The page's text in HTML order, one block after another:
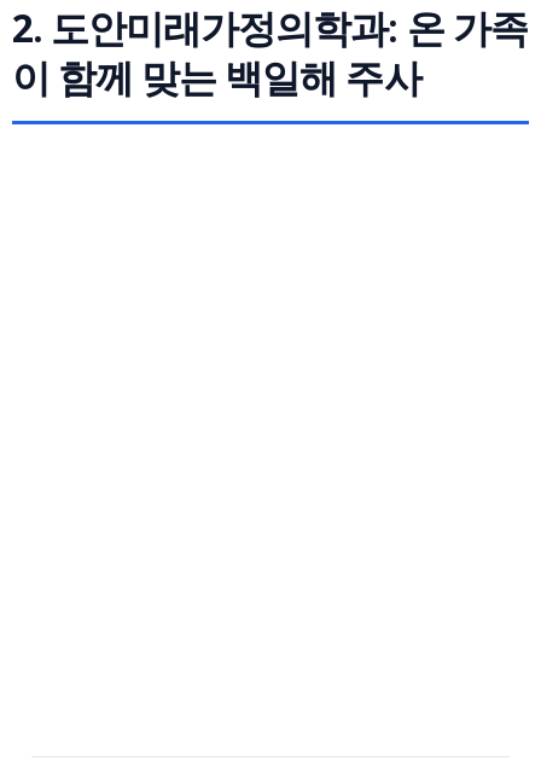
2. 도안미래가정의학과: 온 가족
이 함께 맞는 백일해 주사